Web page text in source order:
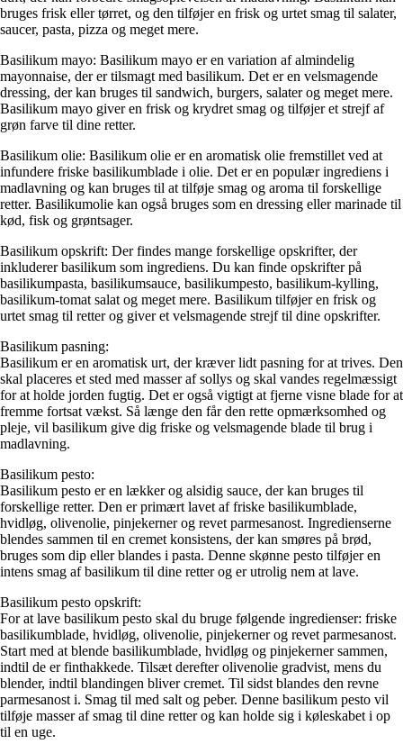
bruges frisk eller tørret, og den tilføjer en frisk og urtet smag til salater,
saucer, pasta, pizza og meget mere.
Basilikum mayo: Basilikum mayo er en variation af almindelig
mayonnaise, der er tilsmagt med basilikum. Det er en velsmagende
dressing, der kan bruges til sandwich, burgers, salater og meget mere.
Basilikum mayo giver en frisk og krydret smag og tilføjer et strejf af
grøn farve til dine retter.
Basilikum olie: Basilikum olie er en aromatisk olie fremstillet ved at
infundere friske basilikumblade i olie. Det er en populær ingrediens i
madlavning og kan bruges til at tilføje smag og aroma til forskellige
retter. Basilikumolie kan også bruges som en dressing eller marinade til
kød, fisk og grøntsager.
Basilikum opskrift: Der findes mange forskellige opskrifter, der
inkluderer basilikum som ingrediens. Du kan finde opskrifter på
basilikumpasta, basilikumsauce, basilikumpesto, basilikum-kylling,
basilikum-tomat salat og meget mere. Basilikum tilføjer en frisk og
urtet smag til retter og giver et velsmagende strejf til dine opskrifter.
Basilikum pasning:
Basilikum er en aromatisk urt, der kræver lidt pasning for at trives. Den
skal placeres et sted med masser af sollys og skal vandes regelmæssigt
for at holde jorden fugtig. Det er også vigtigt at fjerne visne blade for at
fremme fortsat vækst. Så længe den får den rette opmærksomhed og
pleje, vil basilikum give dig friske og velsmagende blade til brug i
madlavning.
Basilikum pesto:
Basilikum pesto er en lækker og alsidig sauce, der kan bruges til
forskellige retter. Den er primært lavet af friske basilikumblade,
hvidløg, olivenolie, pinjekerner og revet parmesanost. Ingredienserne
blendes sammen til en cremet konsistens, der kan smøres på brød,
bruges som dip eller blandes i pasta. Denne skønne pesto tilføjer en
intens smag af basilikum til dine retter og er utrolig nem at lave.
Basilikum pesto opskrift:
For at lave basilikum pesto skal du bruge følgende ingredienser: friske
basilikumblade, hvidløg, olivenolie, pinjekerner og revet parmesanost.
Start med at blende basilikumblade, hvidløg og pinjekerner sammen,
indtil de er finthakkede. Tilsæt derefter olivenolie gradvist, mens du
blender, indtil blandingen bliver cremet. Til sidst blandes den revne
parmesanost i. Smag til med salt og peber. Denne basilikum pesto vil
tilføje masser af smag til dine retter og kan holde sig i køleskabet i op
til en uge.